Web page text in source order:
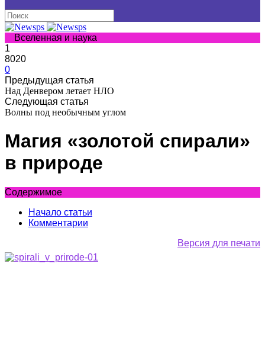
Вселенная и наука
1
8020
0
Предыдущая статья
Над Денвером летает НЛО
Следующая статья
Волны под необычным углом
Магия «золотой спирали»
в природе
Содержимое
Начало статьи
Комментарии
Версия для печати